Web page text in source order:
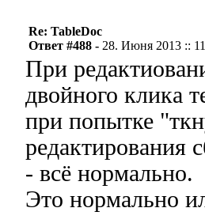
Re: TableDoc
Ответ #488 - 28. Июня 2013 ::
При
двойного клика
при попытке
редактирования
- всё нормально.
Это нормально